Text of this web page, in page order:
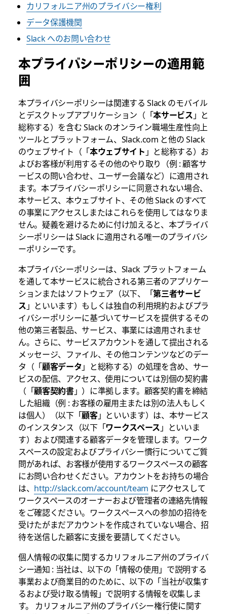
カリフォルニア州のプライバシー権利
データ保護機関
Slack へのお問い合わせ
本プライバシーポリシーの適用範
囲
本プライバシーポリシーは関連する Slack のモバイル
とデスクトップアプリケーション（「本サービス 」と
総称する）を含む Slack のオンライン職場生産性向上
ツールとプラットフォーム、Slack.com と他の Slack
のウェブサイト（「本ウェブサイト 」と総称する）お
よびお客様が利用するその他のやり取り（例 : 顧客サ
ービスの問い合わせ、ユーザー会議など）に適用され
ます。本プライバシーポリシーに同意されない場合、
本サービス、本ウェブサイト、その他 Slack のすべて
の事業にアクセスしまたはこれらを使用してはなりま
せん。疑義を避けるために付け加えると、本プライバ
シーポリシーは Slack に適用される唯一のプライバシ
ーポリシーです。
本プライバシーポリシーは、Slack プラットフォーム
を通して本サービスに統合される第三者のアプリケー
ションまたはソフトウェア（以下、「第三者サービ
ス 」といいます）もしくは独自の利用規約およびプラ
イバシーポリシーに基づいてサービスを提供するその
他の第三者製品、サービス、事業には適用されませ
ん。さらに、サービスアカウントを通して提出される
メッセージ、ファイル、その他コンテンツなどのデー
タ（「顧客データ」と総称する）の処理を含め、サー
ビスの配信、アクセス、使用については別個の契約書
（「顧客契約書」）に準拠します。顧客契約書を締結
した組織（例 : お客様の雇用主または別の法人もしく
は個人）（以下「顧客」といいます）は、本サービス
のインスタンス（以下「ワークスペース 」といいま
す）および関連する顧客データを管理します。ワーク
スペースの設定およびプライバシー慣行についてご質
問があれば、お客様が使用するワークスペースの顧客
にお問い合わせください。アカウントをお持ちの場合
は、 http://slack.com/account/team にアクセスして
ワークスペースのオーナーおよび管理者の連絡先情報
をご確認ください。ワークスペースへの参加の招待を
受けたがまだアカウントを作成されていない場合、招
待を送信した顧客に支援を要請してください。
個人情報の収集に関するカリフォルニア州のプライバ
シー通知 : 当社は、以下の「情報の使用」で説明する
事業および商業目的のために、以下の「当社が収集す
るおよび受け取る情報」で説明する情報を収集しま
す。 カリフォルニア州のプライバシー権行使に関す